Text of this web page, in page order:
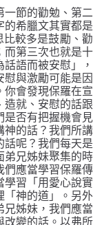
一節的勸勉、第二
的希臘文其實都是
比較多是鼓勵、勸
而第三次也就是十
語而被安慰」，
與激勵可能是因
你會發現保羅在宣
造就、安慰的話跟
是否有把握機會見
神的話？我們所講
話呢？我們每天是
弟兄姊妹聚集的時
們應當學習保羅傳
學習「用愛心說實
「神的道」。另外
兄姊妹，我們應當
改變的話。以弗所